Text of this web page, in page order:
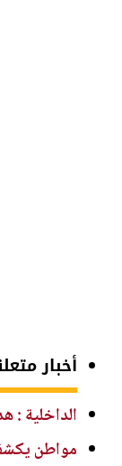
أخبار
الداخلية :
مواطن